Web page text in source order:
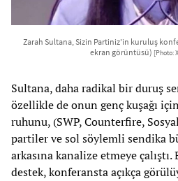
Zarah Sultana, Sizin Partiniz'in kuruluş
ekran görüntüsü) [Photo:
Sultana, daha radikal bir duruş
özellikle de onun genç kuşağı
ruhunu, (SWP, Counterfire,
partiler ve sol söylemli sendika
arkasına kanalize etmeye çalıştı.
destek, konferansta açıkça